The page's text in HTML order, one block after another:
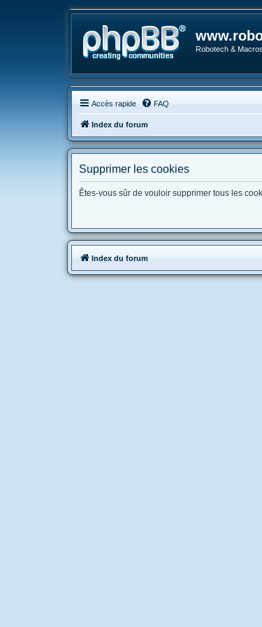
Robotech &
Accès rapide FAQ
Index du forum
Supprimer les cookies
Êtes-vous sûr de vouloir supprimer tous les
Index du forum